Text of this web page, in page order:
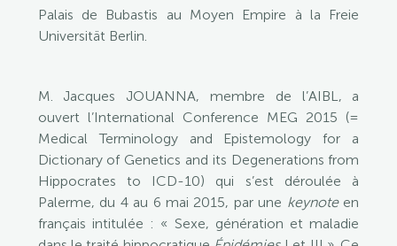
Palais de Bubastis au Moyen Empire à la Freie
Universität Berlin.
M. Jacques JOUANNA, membre de l’AIBL, a
ouvert l’International Conference MEG 2015 (=
Medical Terminology and Epistemology for a
Dictionary of Genetics and its Degenerations from
Hippocrates to ICD-10) qui s’est déroulée à
Palerme, du 4 au 6 mai 2015, par une keynote en
français intitulée : « Sexe, génération et maladie